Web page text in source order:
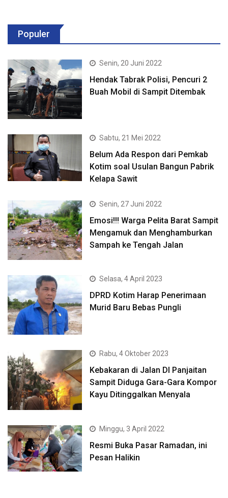
Populer
Senin, 20 Juni 2022
Hendak Tabrak Polisi, Pencuri 2
Buah Mobil di Sampit Ditembak
Sabtu, 21 Mei 2022
Belum Ada Respon dari Pemkab
Kotim soal Usulan Bangun Pabrik
Kelapa Sawit
Senin, 27 Juni 2022
Emosi!!! Warga Pelita Barat Sampit
Mengamuk dan Menghamburkan
Sampah ke Tengah Jalan
Selasa, 4 April 2023
DPRD Kotim Harap Penerimaan
Murid Baru Bebas Pungli
Rabu, 4 Oktober 2023
Kebakaran di Jalan DI Panjaitan
Sampit Diduga Gara-Gara Kompor
Kayu Ditinggalkan Menyala
Minggu, 3 April 2022
Resmi Buka Pasar Ramadan, ini
Pesan Halikin